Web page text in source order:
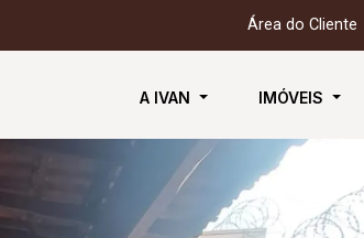
Área do Cliente
A IVAN IMÓVEIS